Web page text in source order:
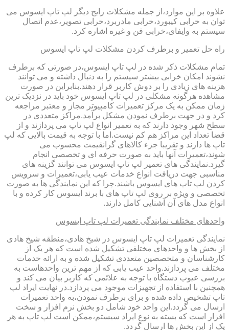
علاوه بر این موارد،از جمله مشکلات رایج دیگر لپ تاپ ایسوس می
توان به خرابی کیبورد،خرابی مادربرد،خرابی تصویر،عدم اتصال
سیستم به وایفای،خرابی فن و غیره اشاره کرد.
راه حل تعمیر و برطرف کردن مشکلات لپ تاپ ایسوس
تمام مشکلات ذکر شده در لپ تاپ ایسوس،در صورتی که برطرف
نشوند امکان خرابی بیشتر سیستم را به دنبال داشته و می توانند
هزینه های زیادی را بر دوش کاربر قرار دهند.بنابراین در صورت
مشاهده هرگونه مشکلی در لپ تاپ ایسوس خود باید در نزدیک ترین
زمان ممکن به یک مرکز تعمیرات کامپیوتر مجاز و معتبر مراجعه
کرد و در جهت برطرف نمودن مشکل برآمد.مراکز متعددی در
سطح شهر وجود دارند که به تعمیر انواع لپ تاپ می پردازند و از
قضا تعداد این مراکز هم کم نیست.اما با توجه به قیمت بالایی که لپ
تاپ ها دارند و تقریبا جزء کالاهای گرانقیمت محسوب می
شوند،تعمیرات آنها باید به صورت حرفه ای و تخصصی انجام
گیرد.نمایندگی های تعمیر لپ تاپ ایسوس می توانند گزینه های
مناسبی جهت دریافت انواع خدمات عیب یابی،تعمیرات و سرویس
کردن لپ تاپ های ایسوس باشند.چرا که این نمایندگی ها به صورت
تخصصی و ویژه بر روی لپ تاپ های با برند ایسوس کار کرده و با
انواع مدل های آن آشنایی کامل دارند.
واحدهای مختلف نمایندگی تعمیرات لپ تاپ ایسوس
نمایندگی تعمیرات لپ تاپ ایسوس در شیخ هادی،منطقه شیخ هادی
از بخش ها و واحدهای مختلفی تشکیل شده است که هر یک از
کارشناسان و متخصصین متعددی تشکیل شده و به ارائه خدمات
مختلف می پردازند.واحد عیب یابی که از مهم ترین واحدهاست به
بررسی عیوب دستگاه با توجه به علائمی که کاربر بیان می کند و
همچنین با استفاده از تجهیزات موجود می پردازد.در نهایت ایراد لپ
تاپ تشخیص داده شده و برای برطرف نمودن،به واحد تعمیرات
ارسال می گردد.این واحد خود شامل دو بخش نرم افزار و سخت
افزار است که بسته به نوع ایراد سیستم،ممکن است لپ تاپ به هر
یک از این بخش ها ارسال گردد.